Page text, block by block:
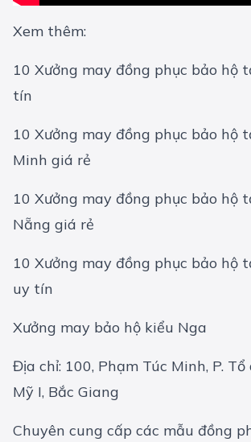
Xem thêm:
10 Xưởng may đồng phục bảo hộ
tín
10 Xưởng may đồng phục bảo hộ
Minh giá rẻ
10 Xưởng may đồng phục bảo hộ
Nẵng giá rẻ
10 Xưởng may đồng phục bảo hộ
uy tín
Xưởng may bảo hộ kiểu Nga
Địa chỉ: 100, Phạm Túc Minh, P.
Mỹ I, Bắc Giang
Chuyên cung cấp các mẫu đồng